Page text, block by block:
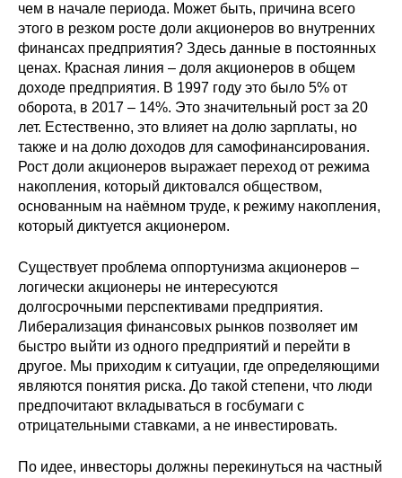
чем в начале периода. Может быть, причина всего
этого в резком росте доли акционеров во внутренних
финансах предприятия? Здесь данные в постоянных
ценах. Красная линия – доля акционеров в общем
доходе предприятия. В 1997 году это было 5% от
оборота, в 2017 – 14%. Это значительный рост за 20
лет. Естественно, это влияет на долю зарплаты, но
также и на долю доходов для самофинансирования.
Рост доли акционеров выражает переход от режима
накопления, который диктовался обществом,
основанным на наёмном труде, к режиму накопления,
который диктуется акционером.
Существует проблема оппортунизма акционеров –
логически акционеры не интересуются
долгосрочными перспективами предприятия.
Либерализация финансовых рынков позволяет им
быстро выйти из одного предприятий и перейти в
другое. Мы приходим к ситуации, где определяющими
являются понятия риска. До такой степени, что люди
предпочитают вкладываться в госбумаги с
отрицательными ставками, а не инвестировать.
По идее, инвесторы должны перекинуться на частный